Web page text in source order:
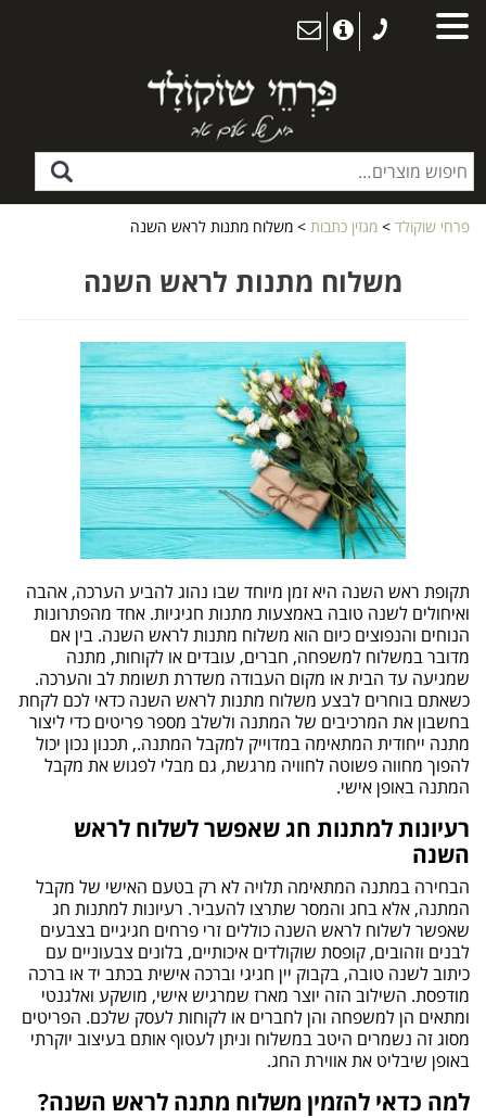
פרחי שוקולד > מגזין כתבות > משלוח מתנות לראש השנה
משלוח מתנות לראש השנה
תקופת ראש השנה היא זמן מיוחד שבו נהוג להביע הערכה, אהבה
ואיחולים לשנה טובה באמצעות מתנות חגיגיות. אחד מהפתרונות
הנוחים והנפוצים כיום הוא משלוח מתנות לראש השנה. בין אם
מדובר במשלוח למשפחה, חברים, עובדים או לקוחות, מתנה
שמגיעה עד הבית או מקום העבודה משדרת תשומת לב והערכה.
כשאתם בוחרים לבצע משלוח מתנות לראש השנה כדאי לכם לקחת
בחשבון את המרכיבים של המתנה ולשלב מספר פריטים כדי ליצור
מתנה ייחודית המתאימה במדוייק למקבל המתנה., תכנון נכון יכול
להפוך מחווה פשוטה לחוויה מרגשת, גם מבלי לפגוש את מקבל
המתנה באופן אישי.
רעיונות למתנות חג שאפשר לשלוח לראש
השנה
הבחירה במתנה המתאימה תלויה לא רק בטעם האישי של מקבל
המתנה, אלא בחג והמסר שתרצו להעביר. רעיונות למתנות חג
שאפשר לשלוח לראש השנה כוללים זרי פרחים חגיגיים בצבעים
לבנים וזהובים, קופסת שוקולדים איכותיים, בלונים צבעוניים עם
כיתוב לשנה טובה, בקבוק יין חגיגי וברכה אישית בכתב יד או ברכה
מודפסת. השילוב הזה יוצר מארז שמרגיש אישי, מושקע ואלגנטי
ומתאים הן למשפחה והן לחברים או לקוחות לעסק שלכם. הפריטים
מסוג זה נשמרים היטב במשלוח וניתן לעטוף אותם בעיצוב יוקרתי
באופן שיבליט את אווירת החג.
למה כדאי להזמין משלוח מתנה לראש השנה?